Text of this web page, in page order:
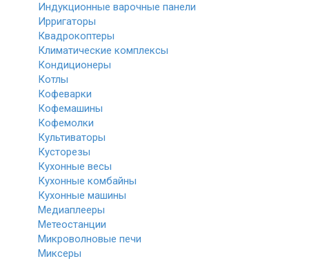
Индукционные варочные панели
Ирригаторы
Квадрокоптеры
Климатические комплексы
Кондиционеры
Котлы
Кофеварки
Кофемашины
Кофемолки
Культиваторы
Кусторезы
Кухонные весы
Кухонные комбайны
Кухонные машины
Медиаплееры
Метеостанции
Микроволновые печи
Миксеры